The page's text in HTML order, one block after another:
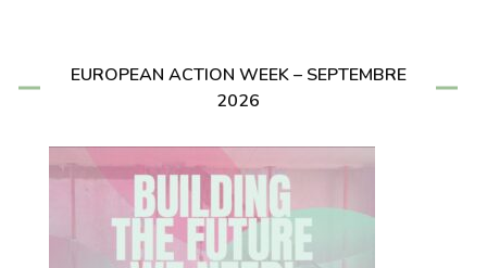
EUROPEAN ACTION WEEK – SEPTEMBRE
2026